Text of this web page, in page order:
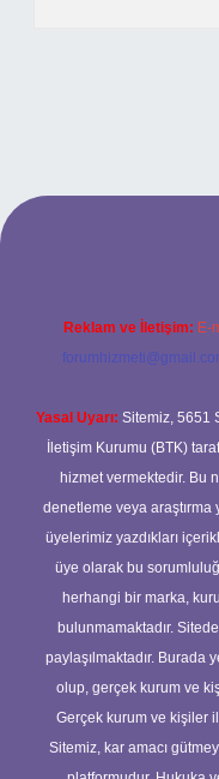
ilbet mobil giriş
Reklam ve İletişim: E-
Yasal Uyarı: Sitemiz, 5651
İletişim Kurumu (BTK)
hizmet vermektedir. Bu
denetleme veya araştırma
üyelerimiz yazdıkları
üye olarak bu
herhangi bir marka,
bulunmamaktadır.
paylaşılmaktadır. Burada
olup, gerçek kurum ve
Gerçek kurum ve kişiler
Sitemiz, kar amacı